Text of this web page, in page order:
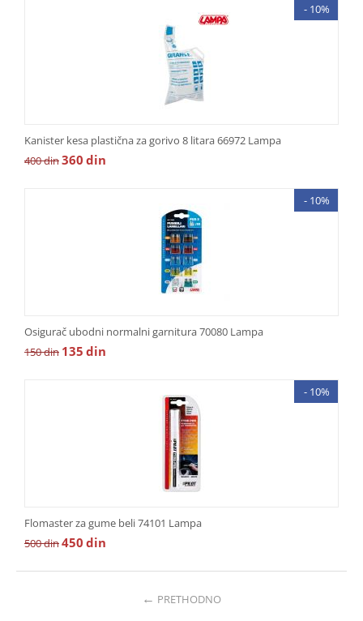
- 10%
Kanister kesa plastična za gorivo 8 litara 66972 Lampa
400din360 din
- 10%
Osigurač ubodni normalni garnitura 70080 Lampa
150din 135 din
- 10%
Flomaster za gume beli 74101 Lampa
500din450 din
PRETHODNO